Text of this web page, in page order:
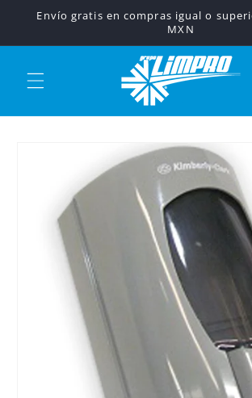
directamente
Envío gratis en compras igual o
MXN
del producto